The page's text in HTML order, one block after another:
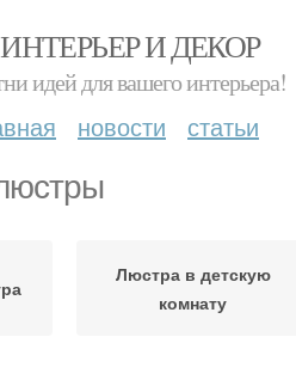
ИНТЕРЬЕР И ДЕКОР
идей для вашего интерьера!
новости статьи
Люстра в детскую
комнату